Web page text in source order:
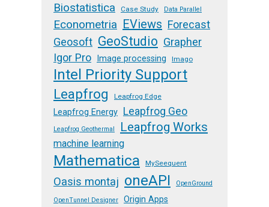
Biostatistica Case Study Data Parallel
Econometria EViews Forecast
Geosoft GeoStudio Grapher
Igor Pro
Image processing Imago
Intel Priority Support
Leapfrog Leapfrog Edge
Leapfrog Energy Leapfrog Geo
Leapfrog Geothermal Leapfrog Works
machine learning
Mathematica MySeequent
Oasis montaj oneAPI OpenGround
OpenTunnel Designer Origin Apps